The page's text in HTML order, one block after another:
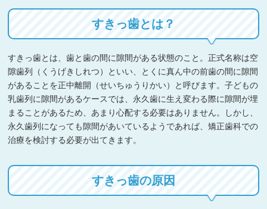
すきっ歯とは？
すきっ歯とは、歯と歯の間に隙間がある状態のこと。正式名称は空
隙歯列（くうげきしれつ）といい、とくに真ん中の前歯の間に隙間
があることを正中離開（せいちゅうりかい）と呼びます。子どもの
乳歯列に隙間があるケースでは、永久歯に生え変わる際に隙間が埋
まることがあるため、あまり心配する必要はありません。しかし、
永久歯列になっても隙間があいているようであれば、矯正歯科での
治療を検討する必要が出てきます。
すきっ歯の原因